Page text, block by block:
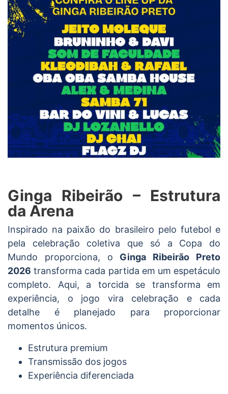
Ginga Ribeirão – Estrutura
da Arena
Inspirado na paixão do brasileiro pelo futebol e
pela celebração coletiva que só a Copa do
Mundo proporciona, o Ginga Ribeirão Preto
2026 transforma cada partida em um espetáculo
completo. Aqui, a torcida se transforma em
experiência, o jogo vira celebração e cada
detalhe é planejado para proporcionar
momentos únicos.
Estrutura premium
Transmissão dos jogos
Experiência diferenciada